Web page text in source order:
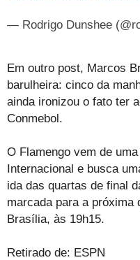
— Rodrigo Dunshee
Em outro post, Marcos
barulheira: cinco da
ainda ironizou o fato ter
Conmebol.
O Flamengo vem de
Internacional e busca
ida das quartas de final
marcada para a próxima
Brasília, às 19h15.
Retirado de: ESPN